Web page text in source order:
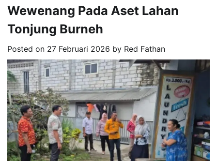
Wewenang Pada Aset Lahan
Tonjung Burneh
Posted on 27 Februari 2026 by Red Fathan